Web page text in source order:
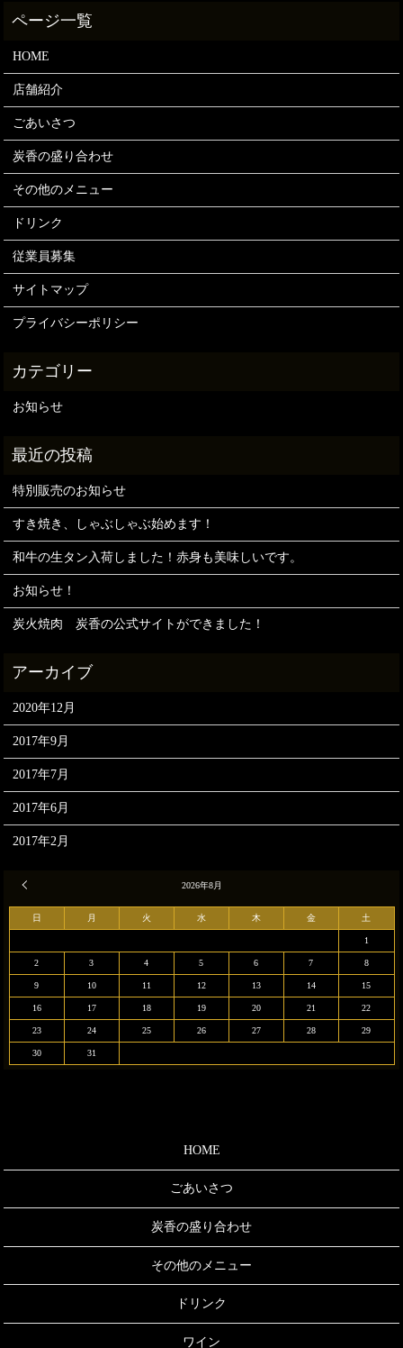
HOME
店舗紹介
ごあいさつ
炭香の盛り合わせ
その他のメニュー
ドリンク
従業員募集
サイトマップ
プライバシーポリシー
お知らせ
特別販売のお知らせ
すき焼き、しゃぶしゃぶ始めます！
和牛の生タン入荷しました！赤身も美味しいです。
お知らせ！
炭火焼肉 炭香の公式サイトができました！
2020年12月
2017年9月
2017年7月
2017年6月
2017年2月
2026年8月
日 月 火 水 木 金 土
1
2 3 4 5 6 7 8
9 10 11 12 13 14 15
16 17 18 19 20 21 22
23 24 25 26 27 28 29
30 31
HOME
ごあいさつ
炭香の盛り合わせ
その他のメニュー
ドリンク
ワイン